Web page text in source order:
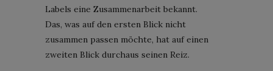
Labels eine Zusammenarbeit bekannt.
Das, was auf den ersten Blick nicht
zusammen passen möchte, hat auf einen
zweiten Blick durchaus seinen Reiz.